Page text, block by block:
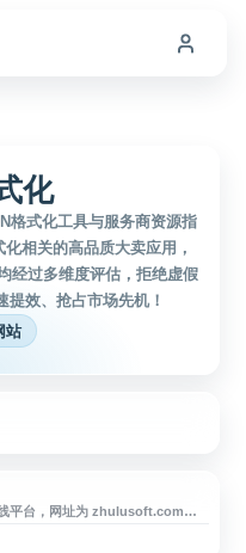
化
格式化工具与服务商资源指
相关的高品质大卖应用，
经过多维度评估，拒绝虚假
效、抢占市场先机！
站
平台，网址为 zhulusoft.com。
等常用工具，方便用户在线快速
清晰，支持文本处理、编码转